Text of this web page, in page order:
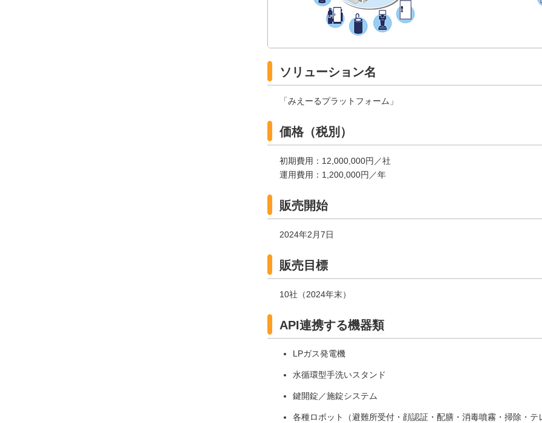
ソリューション名
「みえーるプラットフォーム」
価格（税別）
初期費用：12,000,000円／社
運用費用：1,200,000円／年
販売開始
2024年2月7日
販売目標
10社（2024年末）
API連携する機器類
LPガス発電機
水循環型手洗いスタンド
鍵開錠／施錠システム
各種ロボット（避難所受付・顔認証・配膳・消毒噴霧・掃除・テ